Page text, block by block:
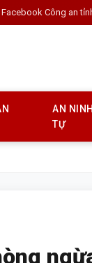
Facebook Công an
AN
TỰ